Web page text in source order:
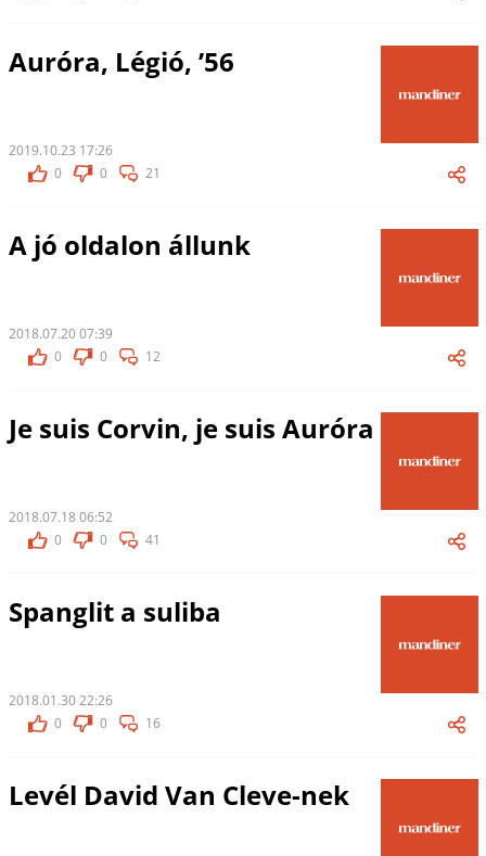
Auróra, Légió, ’56
2019.10.23 17:26
0
0 21
A jó oldalon állunk
2018.07.20 07:39
0
0 12
Je suis Corvin, je suis Auróra
2018.07.18 06:52
0
0 41
Spanglit a suliba
2018.01.30 22:26
0
0 16
Levél David Van Cleve-nek